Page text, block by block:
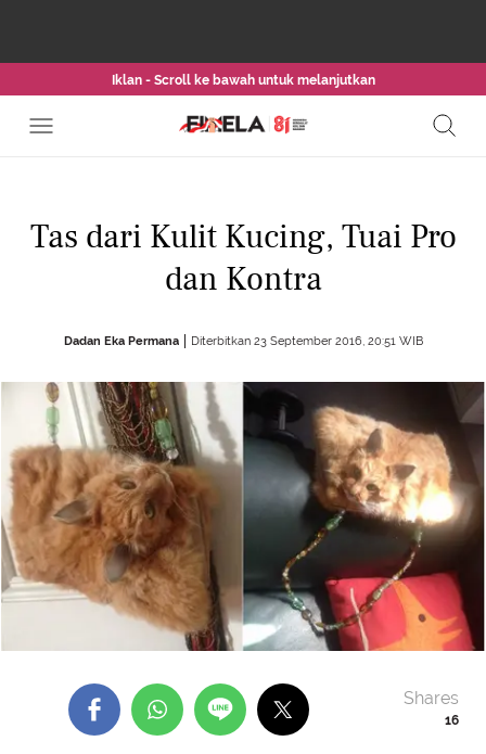
Iklan - Scroll ke bawah untuk melanjutkan
Tas dari Kulit Kucing, Tuai Pro
dan Kontra
Dadan Eka Permana Diterbitkan 23 September 2016, 20:51 WIB
16
Shares